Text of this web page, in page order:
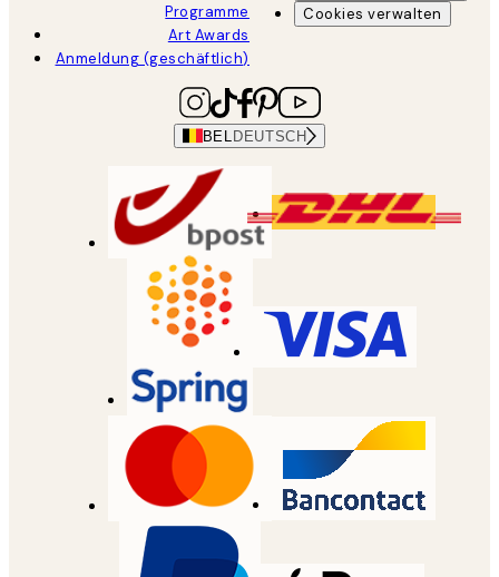
Programme
Art Awards
Anmeldung (geschäftlich)
Cookies verwalten
BEL DEUTSCH